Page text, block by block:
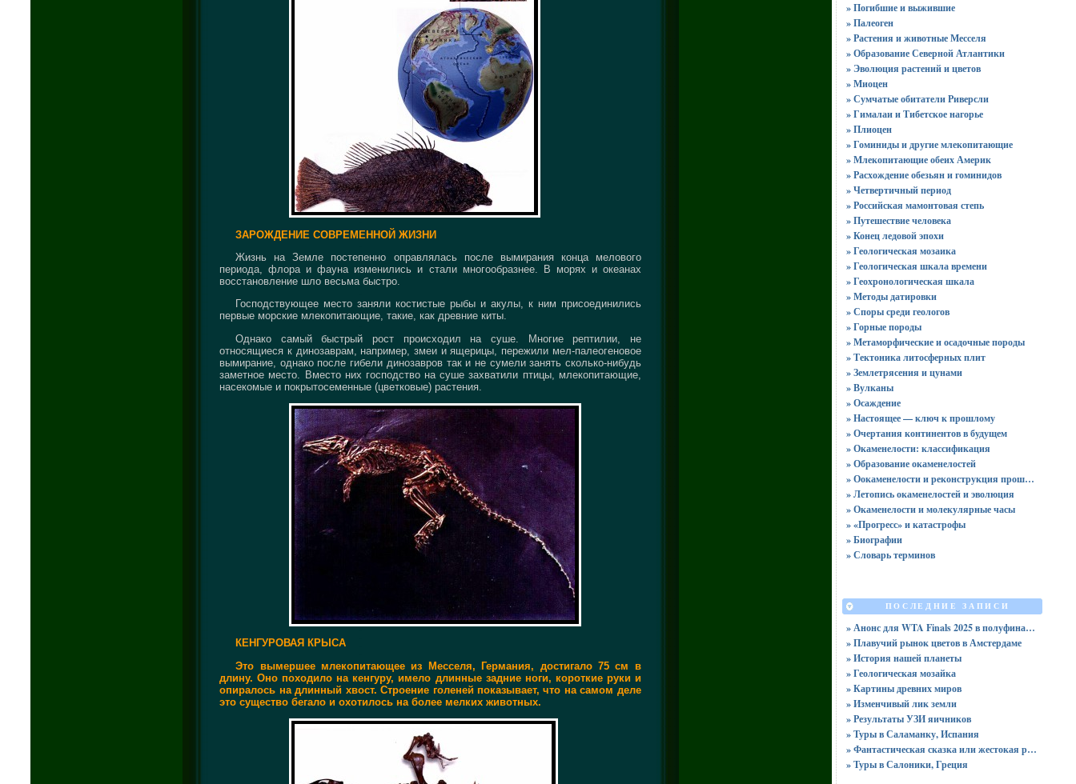
ЗАРОЖДЕНИЕ СОВРЕМЕННОЙ ЖИЗНИ
Жизнь на Земле постепенно оправлялась после вымирания конца мелового
периода, флора и фауна изменились и стали многообразнее. В морях и океанах
восстановление шло весьма быстро.
Господствующее место заняли костистые рыбы и акулы, к ним присоединились
первые морские млекопитающие, такие, как древние киты.
Однако самый быстрый рост происходил на суше. Многие рептилии, не
относящиеся к динозаврам, например, змеи и ящерицы, пережили мел-палеогеновое
вымирание, однако после гибели динозавров так и не сумели занять сколько-нибудь
заметное место. Вместо них господство на суше захватили птицы, млекопитающие,
насекомые и покрытосеменные (цветковые) растения.
КЕНГУРОВАЯ КРЫСА
Это вымершее млекопитающее из Месселя, Германия, достигало 75 см в
длину. Оно походило на кенгуру, имело длинные задние ноги, короткие руки и
опиралось на длинный хвост. Строение голеней показывает, что на самом деле
это существо бегало и охотилось на более мелких животных.
» Погибшие и выжившие
» Палеоген
» Растения и животные Месселя
» Образование Северной Атлантики
» Эволюция растений и цветов
» Миоцен
» Сумчатые обитатели Риверсли
» Гималаи и Тибетское нагорье
» Плиоцен
» Гоминиды и другие млекопитающие
» Млекопитающие обеих Америк
» Расхождение обезьян и гоминидов
» Четвертичный период
» Российская мамонтовая степь
» Путешествие человека
» Конец ледовой эпохи
» Геологическая мозаика
» Геологическая шкала времени
» Геохронологическая шкала
» Методы датировки
» Споры среди геологов
» Горные породы
» Метаморфические и осадочные породы
» Тектоника литосферных плит
» Землетрясения и цунами
» Вулканы
» Осаждение
» Настоящее — ключ к прошлому
» Очертания континентов в будущем
» Окаменелости: классификация
» Образование окаменелостей
» Оокаменелости и реконструкция прошлого
» Летопись окаменелостей и эволюция
» Окаменелости и молекулярные часы
» «Прогресс» и катастрофы
» Биографии
» Словарь терминов
ПОСЛЕДНИЕ ЗАПИСИ
» Анонс для WTA Finals 2025 в полуфинале туров Женской теннисной ассоциации при участии Соболенко и Анисимовой
» Плавучий рынок цветов в Амстердаме
» История нашей планеты
» Геологическая мозайка
» Картины древних миров
» Изменчивый лик земли
» Результаты УЗИ яичников
» Туры в Саламанку, Испания
» Фантастическая сказка или жестокая реальность?
» Туры в Салоники, Греция